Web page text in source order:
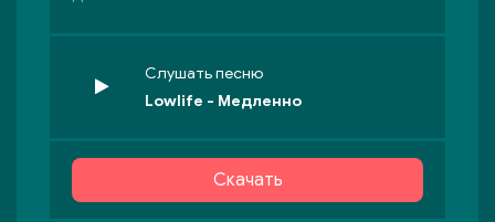
Слушать песню
Lowlife - Медленно
Скачать